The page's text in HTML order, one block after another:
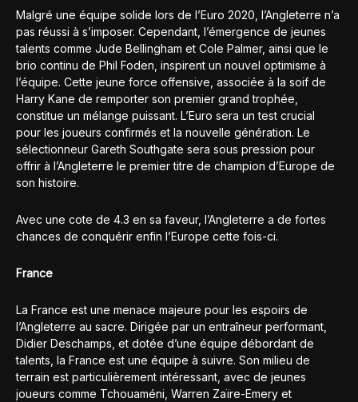
Malgré une équipe solide lors de l’Euro 2020, l’Angleterre n’a
pas réussi à s’imposer. Cependant, l’émergence de jeunes
talents comme Jude Bellingham et Cole Palmer, ainsi que le
brio continu de Phil Foden, inspirent un nouvel optimisme à
l’équipe. Cette jeune force offensive, associée à la soif de
Harry Kane de remporter son premier grand trophée,
constitue un mélange puissant. L’Euro sera un test crucial
pour les joueurs confirmés et la nouvelle génération. Le
sélectionneur Gareth Southgate sera sous pression pour
offrir à l’Angleterre le premier titre de champion d’Europe de
son histoire.
Avec une cote de 4.3 en sa faveur, l’Angleterre a de fortes
chances de conquérir enfin l’Europe cette fois-ci.
France
La France est une menace majeure pour les espoirs de
l’Angleterre au sacre. Dirigée par un entraîneur performant,
Didier Deschamps, et dotée d’une équipe débordant de
talents, la France est une équipe à suivre. Son milieu de
terrain est particulièrement intéressant, avec de jeunes
joueurs comme Tchouaméni, Warren Zaïre-Emery et